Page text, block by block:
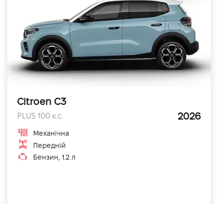
Citroen C3
PLUS 100 к.с. 2026
Механічна
Передній
Бензин, 1.2 л